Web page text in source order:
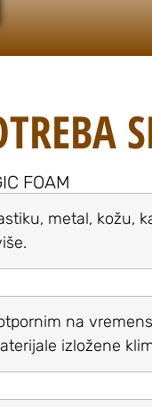
FOAM
metal, kožu,
na
izložene